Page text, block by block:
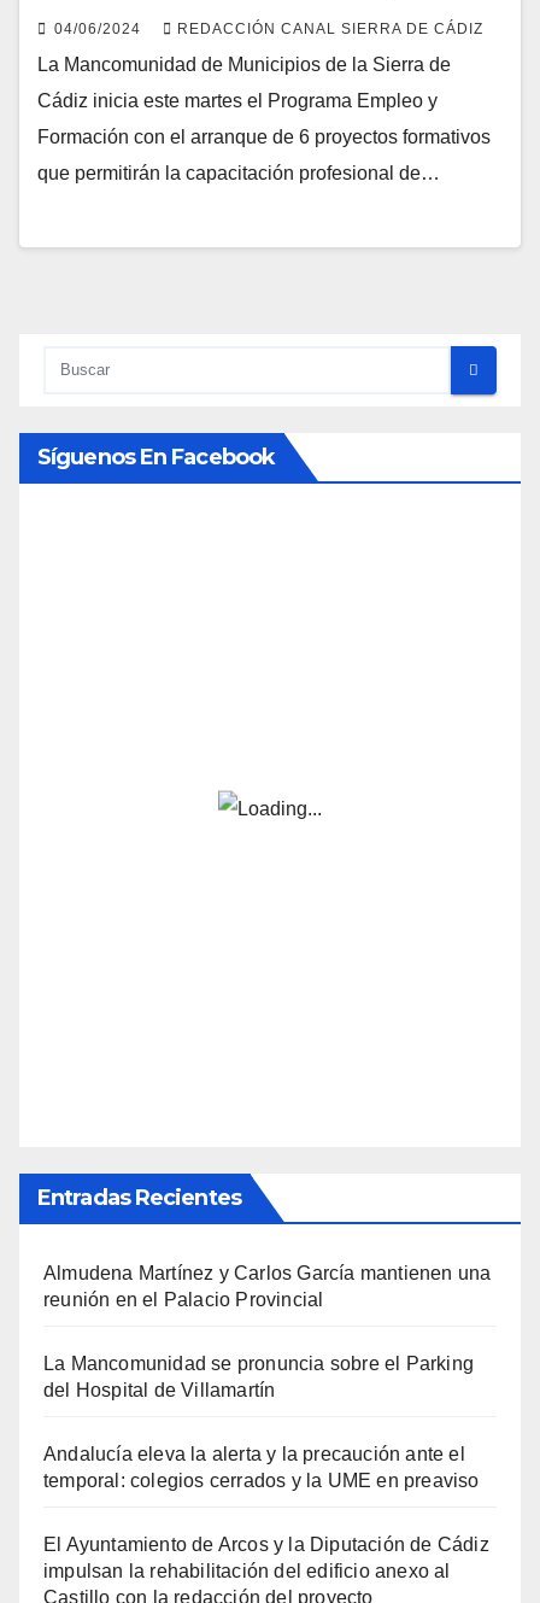
04/06/2024 REDACCIÓN CANAL SIERRA DE CÁDIZ
La Mancomunidad de Municipios de la Sierra de
Cádiz inicia este martes el Programa Empleo y
Formación con el arranque de 6 proyectos formativos
que permitirán la capacitación profesional de…
Síguenos En Facebook
Entradas Recientes
Almudena Martínez y Carlos García mantienen una
reunión en el Palacio Provincial
La Mancomunidad se pronuncia sobre el Parking
del Hospital de Villamartín
Andalucía eleva la alerta y la precaución ante el
temporal: colegios cerrados y la UME en preaviso
El Ayuntamiento de Arcos y la Diputación de Cádiz
impulsan la rehabilitación del edificio anexo al
Castillo con la redacción del proyecto